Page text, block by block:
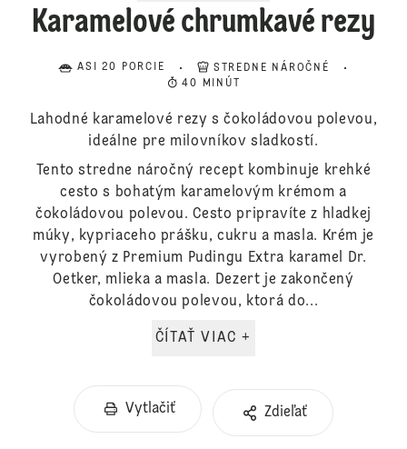
Karamelové chrumkavé rezy
ASI 20 PORCIE
STREDNE NÁROČNÉ
40 MINÚT
Lahodné karamelové rezy s čokoládovou polevou,
ideálne pre milovníkov sladkostí.
Tento stredne náročný recept kombinuje krehké
cesto s bohatým karamelovým krémom a
čokoládovou polevou. Cesto pripravíte z hladkej
múky, kypriaceho prášku, cukru a masla. Krém je
vyrobený z Premium Pudingu Extra karamel Dr.
Oetker, mlieka a masla. Dezert je zakončený
čokoládovou polevou, ktorá do...
ČÍTAŤ VIAC +
Vytlačiť Zdieľať